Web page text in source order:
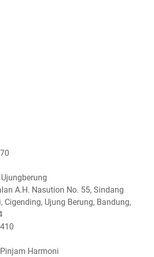
A.H. Nasution No. 55, Sindang
Ujung Berung, Bandung,
Harmoni